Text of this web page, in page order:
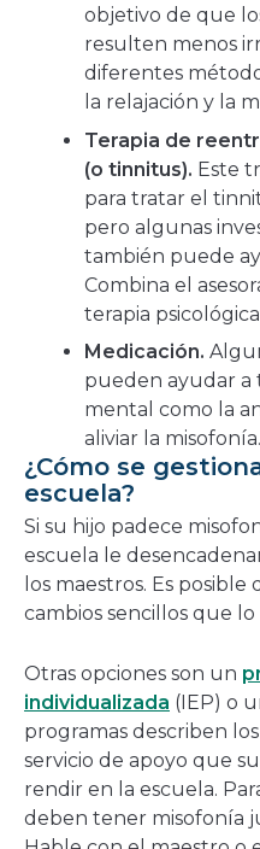
objetivo de que
resulten menos
diferentes
la relajación y la
Terapia de
(o tinnitus). Este
para tratar el
pero algunas
también puede
Combina el
terapia
Medicación.
pueden ayudar a
mental como la
aliviar la misofonía.
¿Cómo se
escuela?
Si su hijo padece
escuela le
los maestros. Es
cambios sencillos que
Otras opciones son un
individualizada (IEP) o
programas describen
servicio de apoyo que
rendir en la escuela.
deben tener misofonía